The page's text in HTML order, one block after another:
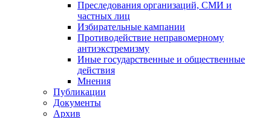
Преследования организаций, СМИ и
частных лиц
Избирательные кампании
Противодействие неправомерному
антиэкстремизму
Иные государственные и общественные
действия
Мнения
Публикации
Документы
Архив